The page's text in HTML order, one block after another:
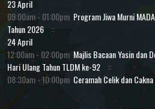
23 April
09:00am - 01:00pm Program Jiwa Murni
Tahun 2026
::
24 April
12:00am - 02:00pm Majlis Bacaan Yasin dan
Hari Ulang Tahun TLDM ke-92
::
08:30am - 10:00pm Ceramah Celik dan